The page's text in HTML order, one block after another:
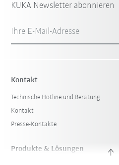
KUKA Newsletter abonnieren
Ihre E-Mail-Adresse
Kontakt
Technische Hotline und Beratung
Kontakt
Presse-Kontakte
Produkte & Lösungen